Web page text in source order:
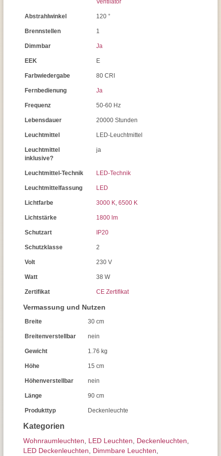
Kategorien
Wohnraum­leuchten LED Leuchten Decken­leuchten
LED Deckenleuchten
Dimmbare Leuchten
Ventilator
Abstrahlwinkel 120 °
Brennstellen 1
Dimmbar Ja
EEK E
Farbwiedergabe 80 CRI
Fernbedienung Ja
Frequenz 50-60 Hz
Lebensdauer 20000 Stunden
Leuchtmittel LED-Leuchtmittel
Leuchtmittel
inklusive?
ja
Leuchtmittel-Technik LED-Technik
Leuchtmittelfassung LED
Lichtfarbe 3000 K, 6500 K
Lichtstärke 1800 lm
Schutzart IP20
Schutzklasse 2
Volt 230 V
Watt 38 W
Zertifikat CE Zertifikat
Vermassung und Nutzen
Breite 30 cm
Breitenverstellbar nein
Gewicht 1.76 kg
Höhe 15 cm
Höhenverstellbar nein
Länge 90 cm
Produkttyp Deckenleuchte